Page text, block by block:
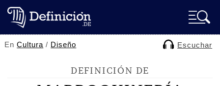
EnCultura / Diseño Escuchar
DEFINICIÓN DE